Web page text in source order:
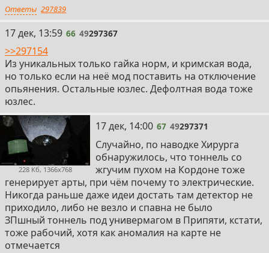
Ответы 297839
66
17 дек, 13:59 66 49297367
>>297154
Из уникальных только гайка норм, и кримская вода,
но только если на неё мод поставить на отключение
опьянения. Остальные юзлес. Дефолтная вода тоже
юзлес.
228 Кб, 1366x768
67
17 дек, 14:00 67 49297371
Случайно, по наводке Хирурга
обнаружилось, что тоннель со
жгучим пухом на Кордоне тоже
генерирует арты, при чём почему то электрические.
Никогда раньше даже идеи достать там детектор не
приходило, либо не везло и спавна не было
ЗПшный тоннель под универмагом в Припяти, кстати,
тоже рабочий, хотя как аномалия на карте не
отмечается